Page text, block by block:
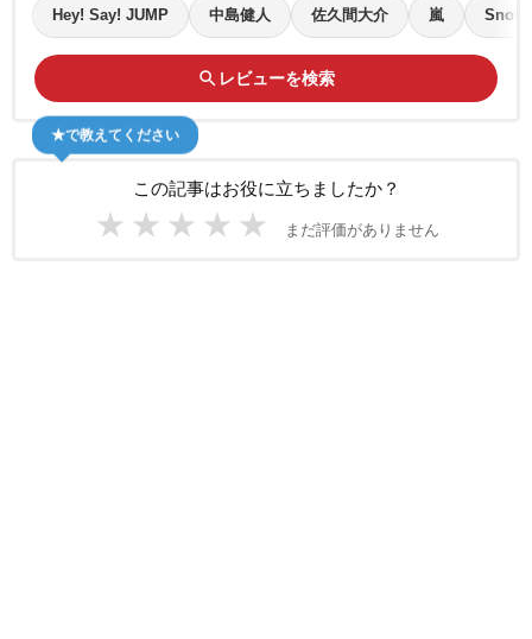
Hey! Say! JUMP 中島健人 佐久間大介 嵐 Snow
search レビューを検索
この記事はお役に立ちましたか？
★ ★ ★ ★ ★ まだ評価がありません
★で教えてください